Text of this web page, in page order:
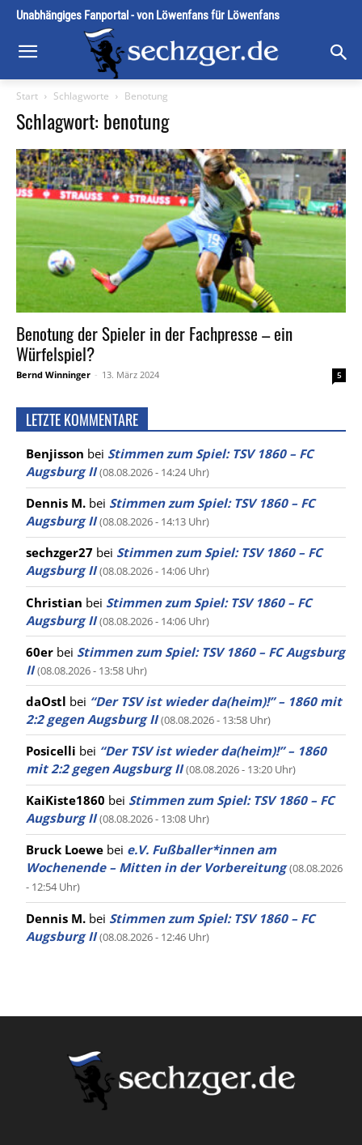
Unabhängiges Fanportal - von Löwenfans für Löwenfans
Start Schlagworte Benotung
Schlagwort: benotung
Benotung der Spieler in der Fachpresse – ein
Würfelspiel?
Bernd Winninger - 13. März 2024 5
LETZTE KOMMENTARE
Benjisson bei Stimmen zum Spiel: TSV 1860 – FC
Augsburg II (08.08.2026 - 14:24 Uhr)
Dennis M. bei Stimmen zum Spiel: TSV 1860 – FC
Augsburg II (08.08.2026 - 14:13 Uhr)
sechzger27 bei Stimmen zum Spiel: TSV 1860 – FC
Augsburg II (08.08.2026 - 14:06 Uhr)
Christian bei Stimmen zum Spiel: TSV 1860 – FC
Augsburg II (08.08.2026 - 14:06 Uhr)
60er bei Stimmen zum Spiel: TSV 1860 – FC Augsburg
II (08.08.2026 - 13:58 Uhr)
daOstl bei “Der TSV ist wieder da(heim)!” – 1860 mit
2:2 gegen Augsburg II (08.08.2026 - 13:58 Uhr)
Posicelli bei “Der TSV ist wieder da(heim)!” – 1860
mit 2:2 gegen Augsburg II (08.08.2026 - 13:20 Uhr)
KaiKiste1860 bei Stimmen zum Spiel: TSV 1860 – FC
Augsburg II (08.08.2026 - 13:08 Uhr)
Bruck Loewe bei e.V. Fußballer*innen am
Wochenende – Mitten in der Vorbereitung (08.08.2026
- 12:54 Uhr)
Dennis M. bei Stimmen zum Spiel: TSV 1860 – FC
Augsburg II (08.08.2026 - 12:46 Uhr)